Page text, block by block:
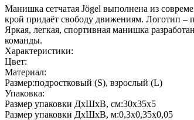
Манишка сетчатая Jögel выполнена из
крой придаёт свободу движениям. Логотип –
Яркая, легкая, спортивная манишка
команды.
Характеристики:
Цвет:
Материал:
Размер:подростковый (S), взрослый (L)
Упаковка:
Размер упаковки ДхШхВ, см:30х35х5
Размер упаковки ДхШхВ, м:0,3х0,35х0,05